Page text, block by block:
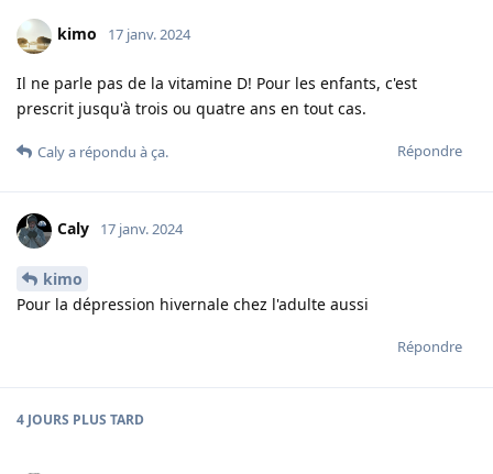
kimo 17 janv. 2024
Il ne parle pas de la vitamine D! Pour les enfants, c'est
prescrit jusqu'à trois ou quatre ans en tout cas.
Répondre
Calya répondu à ça.
Caly 17 janv. 2024
kimo
Pour la dépression hivernale chez l'adulte aussi
Répondre
4 JOURS PLUS TARD